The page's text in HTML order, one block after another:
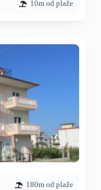
10m od plaže
180m od plaže